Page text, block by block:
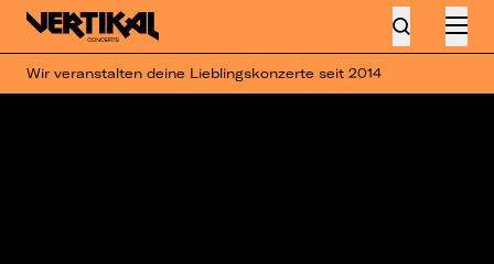
Wir veranstalten deine Lieblingskonzerte seit 2014